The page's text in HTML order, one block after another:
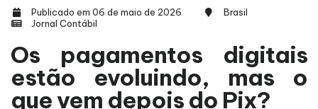
Publicado em 06 de maio de 2026
Brasil
Jornal Contábil
Os pagamentos digitais
estão evoluindo, mas o
que vem depois do Pix?